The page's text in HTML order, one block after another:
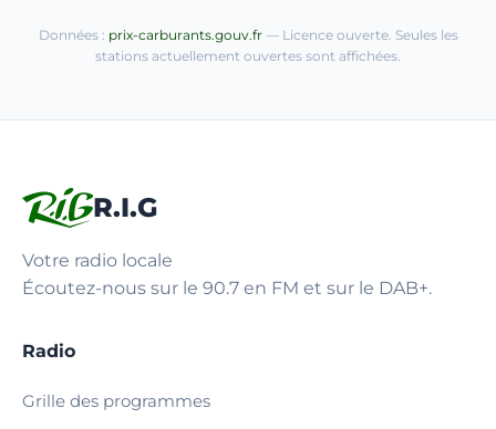
Données : prix-carburants.gouv.fr— Licence ouverte. Seules les
stations actuellement ouvertes sont affichées.
R.I.G
Votre radio locale
Écoutez-nous sur le 90.7 en FM et sur le DAB+.
Radio
Grille des programmes